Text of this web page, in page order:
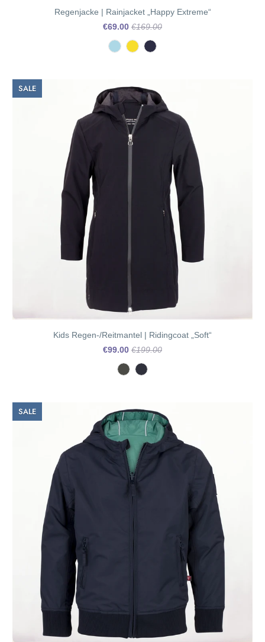
Regenjacke | Rainjacket „Happy Extreme“
€69.00 €169.00
Kids Regen-/Reitmantel | Ridingcoat „Soft“
€99.00 €199.00
SALE
SALE